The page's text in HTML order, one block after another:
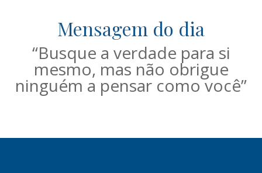
Mensagem do dia
“Busque a verdade para si
mesmo, mas não obrigue
ninguém a pensar como você”